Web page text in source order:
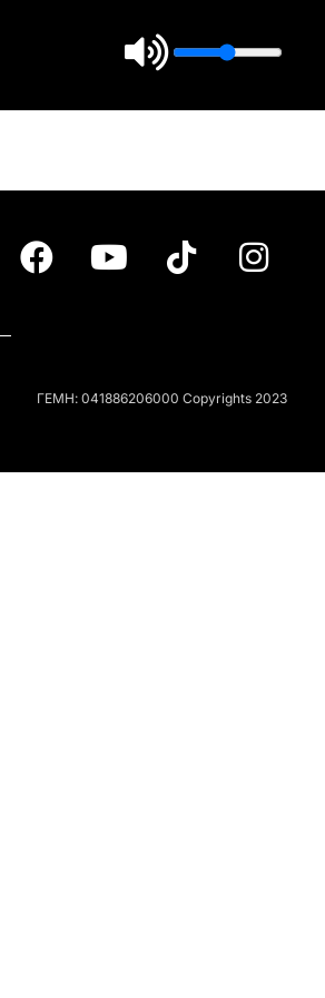
ΓΕΜΗ: 041886206000 Copyrights 2023